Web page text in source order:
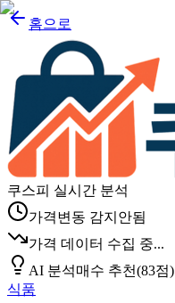
홈으로
쿠스피 실시간 분석
가격변동 감지안됨
가격 데이터 수집 중...
AI 분석매수 추천(83점)
식품